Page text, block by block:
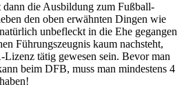
dann die Ausbildung zum Fußball-
den oben erwähnten Dingen wie
unbefleckt in die Ehe gegangen
Führungszeugnis kaum nachsteht,
tätig gewesen sein. Bevor man
beim DFB, muss man mindestens 4